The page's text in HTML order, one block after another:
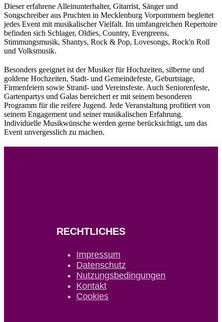
Dieser erfahrene Alleinunterhalter, Gitarrist, Sänger und
Songschreiber aus Pruchten in Mecklenburg Vorpommern begleitet
jedes Event mit musikalischer Vielfalt. Im umfangreichen Repertoire
befinden sich Schlager, Oldies, Country, Evergreens,
Stimmungsmusik, Shantys, Rock & Pop, Lovesongs, Rock'n Roll
und Volksmusik.
Besonders geeignet ist der Musiker für Hochzeiten, silberne und
goldene Hochzeiten, Stadt- und Gemeindefeste, Geburtstage,
Firmenfeiern sowie Strand- und Vereinsfeste. Auch Seniorenfeste,
Gartenpartys und Galas bereichert er mit seinem besonderen
Programm für die reifere Jugend. Jede Veranstaltung profitiert von
seinem Engagement und seiner musikalischen Erfahrung.
Individuelle Musikwünsche werden gerne berücksichtigt, um das
Event unvergesslich zu machen.
RECHTLICHES
Impressum
Datenschutz
Nutzungsbedingungen
Kontakt
Cookies